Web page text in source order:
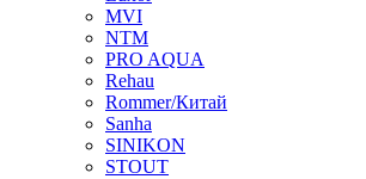
MVI
NTM
PRO AQUA
Rehau
Rommer/Китай
Sanha
SINIKON
STOUT